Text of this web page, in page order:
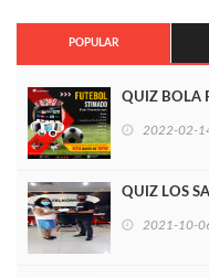
POPULAR
QUIZ BOLA
2022-02-
QUIZ LOS
2021-10-